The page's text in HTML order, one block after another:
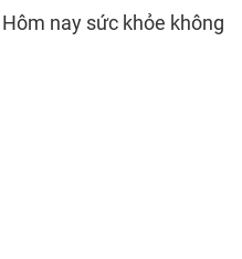
nay sức khỏe không